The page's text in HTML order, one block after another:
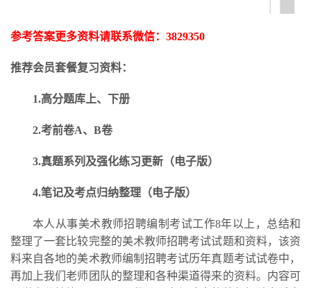
参考答案更多资料请联系微信： 3829350
推荐会员套餐复习资料：
1.高分题库上、下册
2.考前卷A、B卷
3.真题系列及强化练习更新 （电子版）
4.笔记及考点归纳整理（电子版）
本人从事美术教师招聘编制考试工作8年以上，总结和
整理了一套比较完整的美术教师招聘考试试题和资料，该资
料来自各地的美术教师编制招聘考试历年真题考试试卷中，
再加上我们老师团队的整理和各种渠道得来的资料。内容可